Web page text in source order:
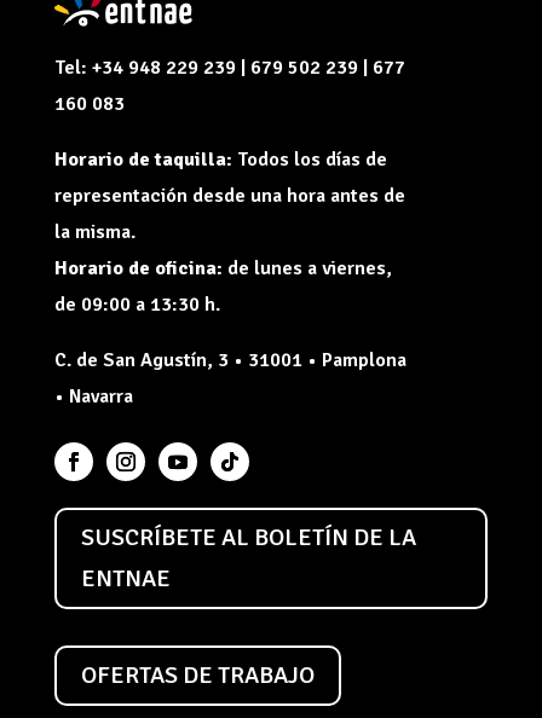
Tel: +34 948 229 239 | 679 502 239 | 677
160 083
Horario de taquilla: Todos los días de
representación desde una hora antes de
la misma.
Horario de oficina: de lunes a viernes,
de 09:00 a 13:30 h.
C. de San Agustín, 3 • 31001 • Pamplona
• Navarra
SUSCRÍBETE AL BOLETÍN DE LA
ENTNAE
OFERTAS DE TRABAJO